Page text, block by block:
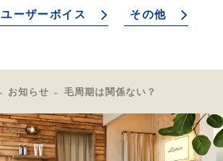
ユーザーボイス その他
お知らせ 毛周期は関係ない？